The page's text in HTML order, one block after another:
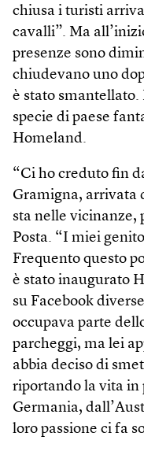
chiusa i turisti
cavalli”. Ma
presenze sono
chiudevano uno
è stato
specie di paese
Homeland.
“Ci ho creduto fin
Gramigna, arrivata
sta nelle vicinanze,
Posta. “I miei
Frequento questo
è stato inaugurato
su Facebook
occupava parte
parcheggi, ma lei
abbia deciso di
riportando la vita in
Germania,
loro passione ci fa